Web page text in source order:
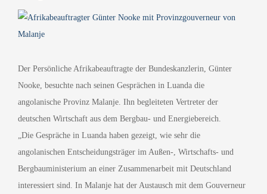
Zeige
grösseres
Der Persönliche Afrikabeauftragte der Bundeskanzlerin, Günter
Nooke, besuchte nach seinen Gesprächen in Luanda die
angolanische Provinz Malanje. Ihn begleiteten Vertreter ­der
deutschen Wirtschaft aus dem Bergbau- und Energiebereich.
„Die Gespräche in Luanda haben gezeigt, wie sehr die
angolanischen Entscheidungsträger im Außen-, Wirtschafts- und
Bergbauministerium an einer Zusammenarbeit mit Deutschland
interessiert sind. In Malanje hat der Austausch mit dem Gouverneur